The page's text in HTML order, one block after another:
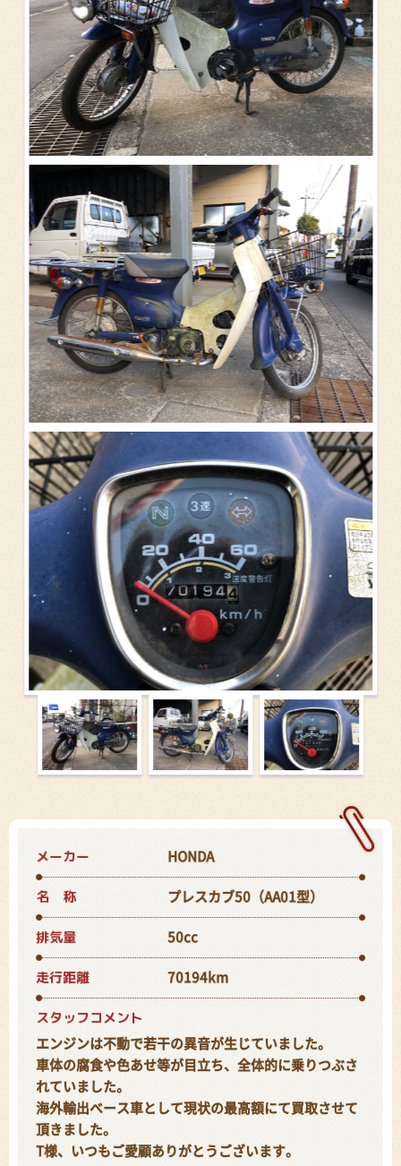
メーカー HONDA
名 称 プレスカブ50（AA01型）
排気量 50cc
走行距離 70194km
スタッフコメント
エンジンは不動で若干の異音が生じていました。
車体の腐食や色あせ等が目立ち、全体的に乗りつぶさ
れていました。
海外輸出ベース車として現状の最高額にて買取させて
頂きました。
T様、いつもご愛顧ありがとうございます。